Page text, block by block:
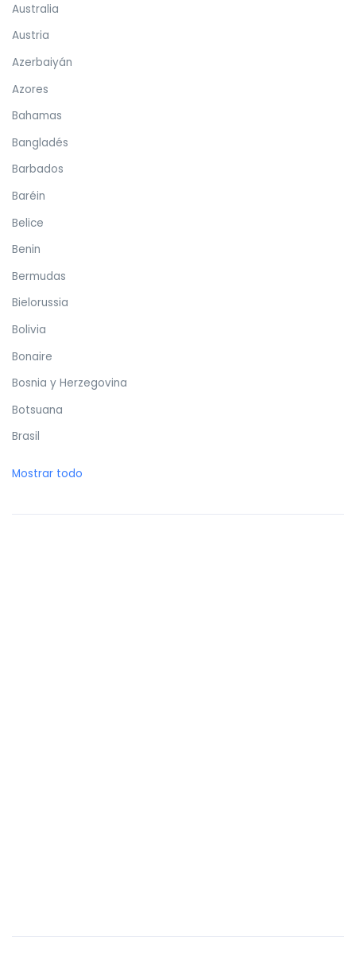
Australia
Austria
Azerbaiyán
Azores
Bahamas
Bangladés
Barbados
Baréin
Belice
Benin
Bermudas
Bielorussia
Bolivia
Bonaire
Bosnia y Herzegovina
Botsuana
Brasil
Burkina Faso
Mostrar todo